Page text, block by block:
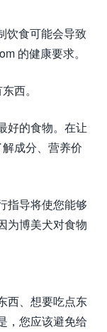
饮食可能会导致
的健康要求。
西。
好的食物。在让
成分、营养价
指导将使您能够
为博美犬对食物
西、想要吃点东
，您应该避免给